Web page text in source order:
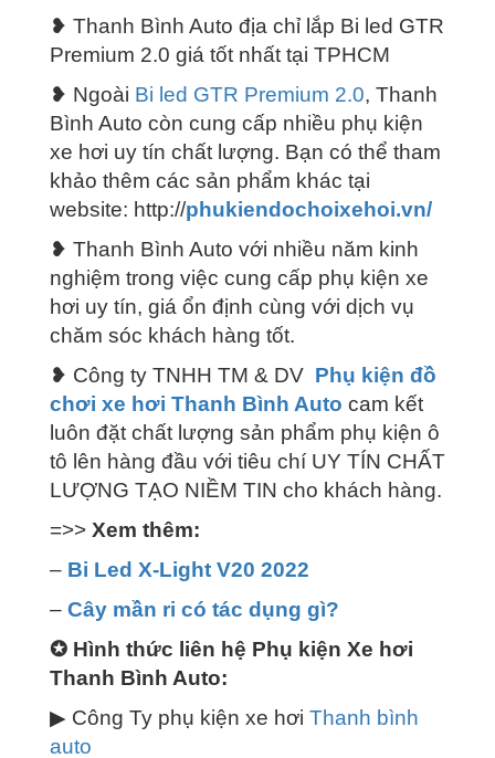
❥ Thanh Bình Auto địa chỉ lắp Bi led GTR
Premium 2.0 giá tốt nhất tại TPHCM
❥ Ngoài Bi led GTR Premium 2.0, Thanh
Bình Auto còn cung cấp nhiều phụ kiện
xe hơi uy tín chất lượng. Bạn có thể tham
khảo thêm các sản phẩm khác tại
website: http://phukiendochoixehoi.vn/
❥ Thanh Bình Auto với nhiều năm kinh
nghiệm trong việc cung cấp phụ kiện xe
hơi uy tín, giá ổn định cùng với dịch vụ
chăm sóc khách hàng tốt.
❥ Công ty TNHH TM & DV Phụ kiện đồ
chơi xe hơi Thanh Bình Auto cam kết
luôn đặt chất lượng sản phẩm phụ kiện ô
tô lên hàng đầu với tiêu chí UY TÍN CHẤT
LƯỢNG TẠO NIỀM TIN cho khách hàng.
=>> Xem thêm:
– Bi Led X-Light V20 2022
– Cây mần ri có tác dụng gì?
✪ Hình thức liên hệ Phụ kiện Xe hơi
Thanh Bình Auto:
▶ Công Ty phụ kiện xe hơi Thanh bình
auto